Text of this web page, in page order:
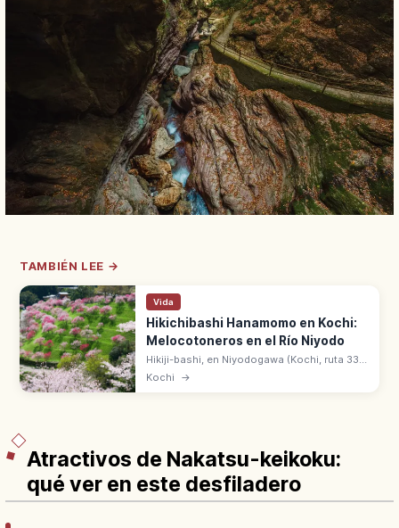
TAMBIÉN LEE →
Vida
Hikichibashi Hanamomo en Kochi:
Melocotoneros en el Río Niyodo
Hikiji-bashi, en Niyodogawa (Kochi, ruta 33 a
Matsuyama), florece en primavera con
Kochi →
Atractivos de Nakatsu-keikoku:
qué ver en este desfiladero